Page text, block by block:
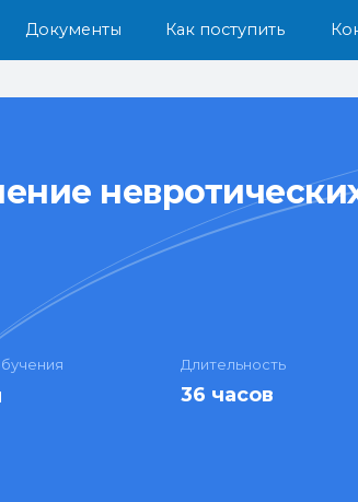
Как поступить Контакты
Длительность
36 часов